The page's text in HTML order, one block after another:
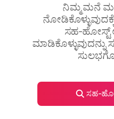
ನಿಮ್ಮ ಮನೆ
ಸಹ‑ಹೋಸ್ಟ್